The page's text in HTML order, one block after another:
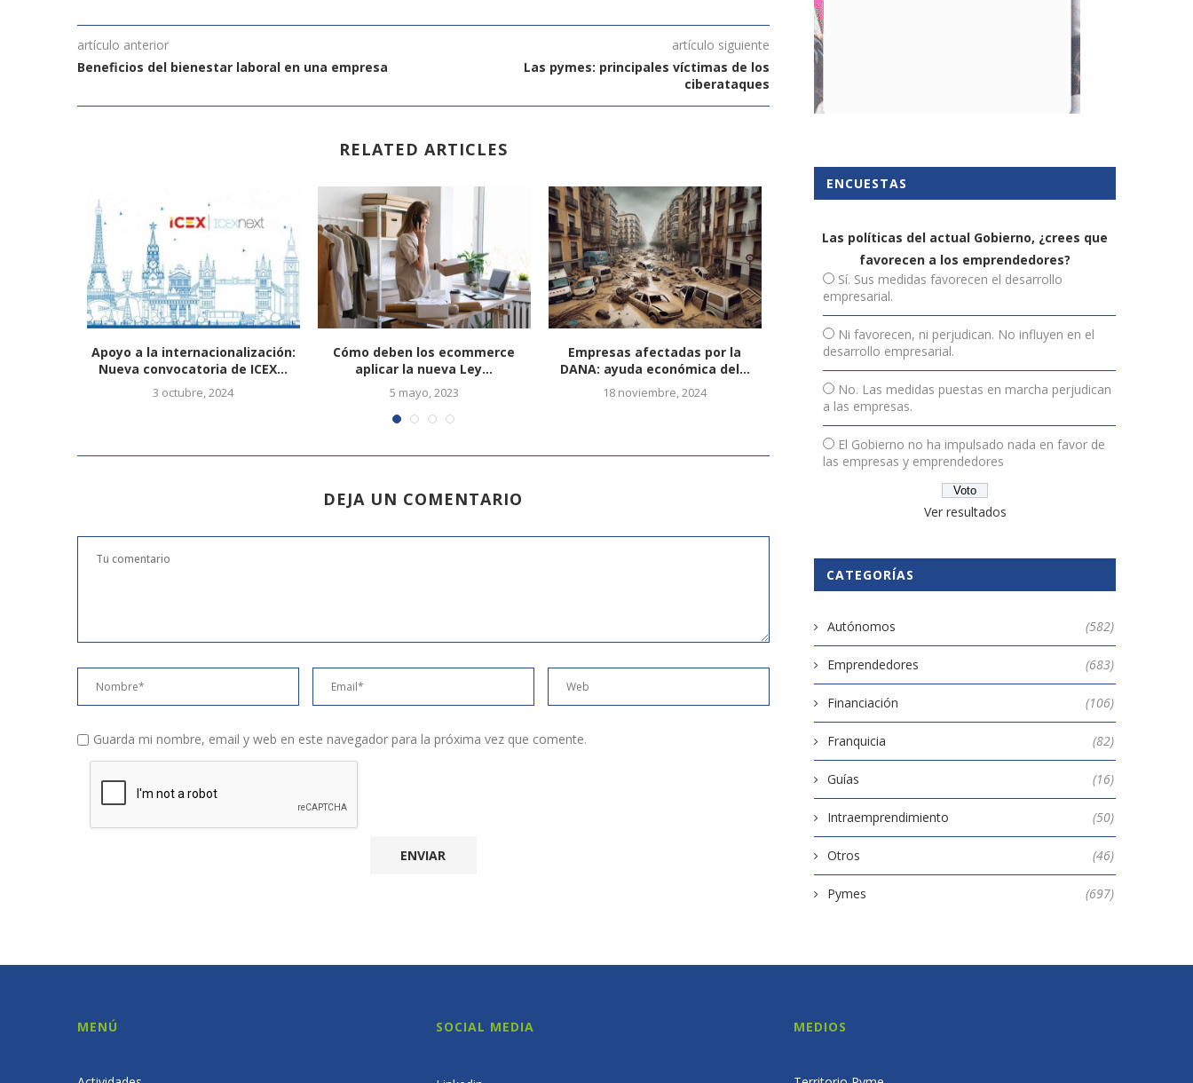
artículo anterior
Beneficios del bienestar laboral en una empresa
artículo siguiente
Las pymes: principales víctimas de los
ciberataques
RELATED ARTICLES
Apoyo a la internacionalización:
Nueva convocatoria de ICEX...
3 octubre, 2024
Cómo deben los ecommerce
aplicar la nueva Ley...
5 mayo, 2023
Empresas afectadas por la
DANA: ayuda económica del...
18 noviembre, 2024
Dos de cada diez pymes en
España no...
15 julio, 2024
7,5% en...
26 mayo, 2025
DEJA UN COMENTARIO
Guarda mi nombre, email y web en este navegador para la próxima vez que comente.
ENCUESTAS
Las políticas del actual Gobierno, ¿crees que
favorecen a los emprendedores?
Sí. Sus medidas favorecen el desarrollo
empresarial.
Ni favorecen, ni perjudican. No influyen en el
desarrollo empresarial.
No. Las medidas puestas en marcha perjudican
a las empresas.
El Gobierno no ha impulsado nada en favor de
las empresas y emprendedores
Ver resultados
CATEGORÍAS
Autónomos (582)
Emprendedores (683)
Financiación (106)
Franquicia (82)
Guías (16)
Intraemprendimiento (50)
Otros (46)
Pymes (697)
MENÚ SOCIAL MEDIA MEDIOS